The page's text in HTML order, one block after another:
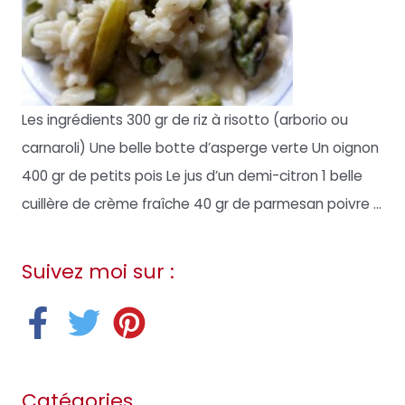
Les ingrédients 300 gr de riz à risotto (arborio ou
carnaroli) Une belle botte d’asperge verte Un oignon
400 gr de petits pois Le jus d’un demi-citron 1 belle
cuillère de crème fraîche 40 gr de parmesan poivre ...
Suivez moi sur :